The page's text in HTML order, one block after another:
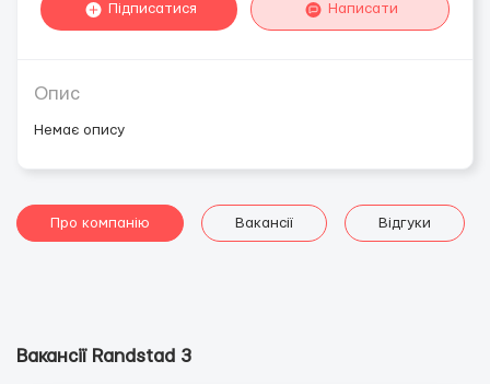
Підписатися Написати
Опис
Немає опису
Про компанію Вакансії Відгуки
Вакансії Randstad 3